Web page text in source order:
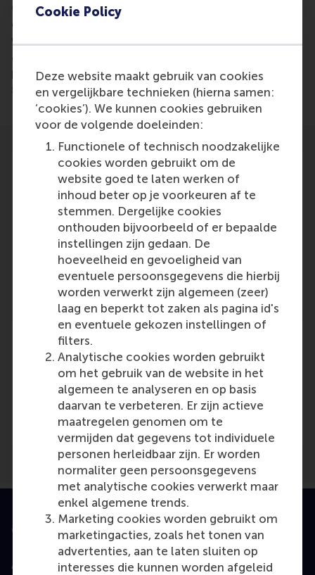
Cookie Policy
Deze website maakt gebruik van cookies
en vergelijkbare technieken (hierna samen:
‘cookies’). We kunnen cookies gebruiken
voor de volgende doeleinden:
Functionele of technisch noodzakelijke
cookies worden gebruikt om de
website goed te laten werken of
inhoud beter op je voorkeuren af te
stemmen. Dergelijke cookies
onthouden bijvoorbeeld of er bepaalde
instellingen zijn gedaan. De
hoeveelheid en gevoeligheid van
eventuele persoonsgegevens die hierbij
worden verwerkt zijn algemeen (zeer)
laag en beperkt tot zaken als pagina id's
en eventuele gekozen instellingen of
filters.
Analytische cookies worden gebruikt
om het gebruik van de website in het
algemeen te analyseren en op basis
daarvan te verbeteren. Er zijn actieve
maatregelen genomen om te
vermijden dat gegevens tot individuele
personen herleidbaar zijn. Er worden
normaliter geen persoonsgegevens
met analytische cookies verwerkt maar
enkel algemene trends.
Marketing cookies worden gebruikt om
marketingacties, zoals het tonen van
advertenties, aan te laten sluiten op
interesses die kunnen worden afgeleid
Colin Lee created a mathematical model with his
dissertation that can predict with a 70% accuracy
who will be invited for a job interview based on CV
algorithms. It might be possible in the future to
predict who will be hired and who will be most
successful for a position.
Participants
Colin Lee
Role: Alumni
Reference type: Referenced
Media Outlets
PW Gids(Online)
Geaccrediteerd door